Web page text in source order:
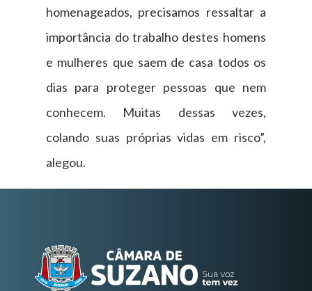
homenageados, precisamos ressaltar a
importância do trabalho destes homens
e mulheres que saem de casa todos os
dias para proteger pessoas que nem
conhecem. Muitas dessas vezes,
colando suas próprias vidas em risco”,
alegou.